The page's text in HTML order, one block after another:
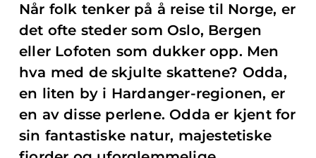
Når folk tenker på å reise til Norge, er
det ofte steder som Oslo, Bergen
eller Lofoten som dukker opp. Men
hva med de skjulte skattene? Odda,
en liten by i Hardanger-regionen, er
en av disse perlene. Odda er kjent for
sin fantastiske natur, majestetiske